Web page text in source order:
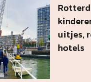
uitjes,
hotels